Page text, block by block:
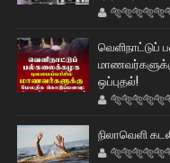
வெளிநாட்டுப்
ஒப்புதல்!
நிலாவெளி